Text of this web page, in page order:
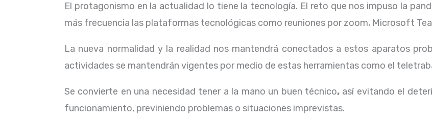
El protagonismo en la actualidad lo tiene la tecnología. El reto que nos impuso la
más frecuencia las plataformas tecnológicas como reuniones por zoom, Microsoft
La nueva normalidad y la realidad nos mantendrá conectados a estos aparatos
actividades se mantendrán vigentes por medio de estas herramientas como el
Se convierte en una necesidad tener a la mano un buen técnico, así evitando el
funcionamiento, previniendo problemas o situaciones imprevistas.